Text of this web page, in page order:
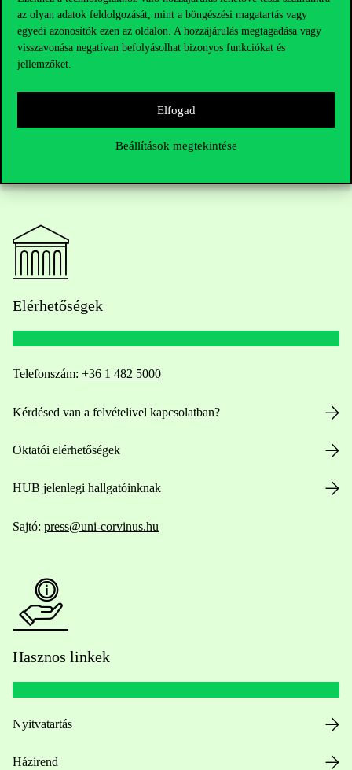
az olyan adatok feldolgozását, mint a böngészési magatartás vagy
egyedi azonosítók ezen az oldalon. A hozzájárulás megtagadása vagy
visszavonása negatívan befolyásolhat bizonyos funkciókat és
jellemzőket.
Elfogad
Beállítások megtekintése
önkéntes szektor pontosabban értse a fiatalok és a bizonytalan
érdeklődők visszatartó tényezőit, melyekre tudatosan
építve növelhető a közösségi részvétel és a civil szervezetek
fenntarthatóbban működhetnek.
Elérhetőségek
Telefonszám: +36 1 482 5000
Kérdésed van a felvételivel kapcsolatban?
Oktatói elérhetőségek
HUB jelenlegi hallgatóinknak
Sajtó: press@uni-corvinus.hu
Hasznos linkek
Nyitvatartás
Házirend